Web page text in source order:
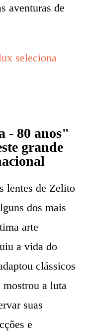
aventuras de
seleciona
- 80 anos"
grande
lentes de Zelito
dos mais
arte
a vida do
clássicos
mostrou a luta
suas
e